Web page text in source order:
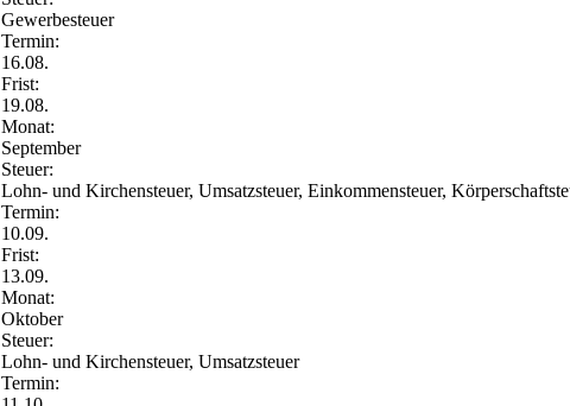
Gewerbesteuer
Termin:
16.08.
Frist:
19.08.
Monat:
September
Steuer:
Lohn- und Kirchensteuer, Umsatzsteuer, Einkommensteuer,
Termin:
10.09.
Frist:
13.09.
Monat:
Oktober
Steuer:
Lohn- und Kirchensteuer, Umsatzsteuer
Termin: